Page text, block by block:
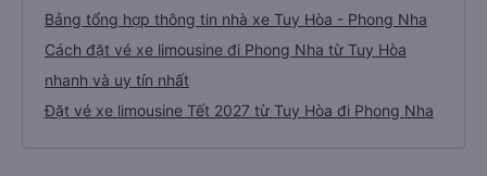
Bảng tổng hợp thông tin nhà xe Tuy Hòa - Phong Nha
Cách đặt vé xe limousine đi Phong Nha từ Tuy Hòa
nhanh và uy tín nhất
Đặt vé xe limousine Tết 2027 từ Tuy Hòa đi Phong Nha